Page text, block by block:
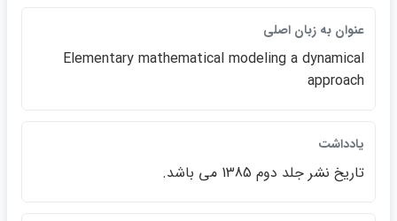
عنوان به زبان اصلي
Elementary mathematical modeling a dynamical
approach
يادداشت
تاريخ نشر جلد دوم 1385 مي باشد.